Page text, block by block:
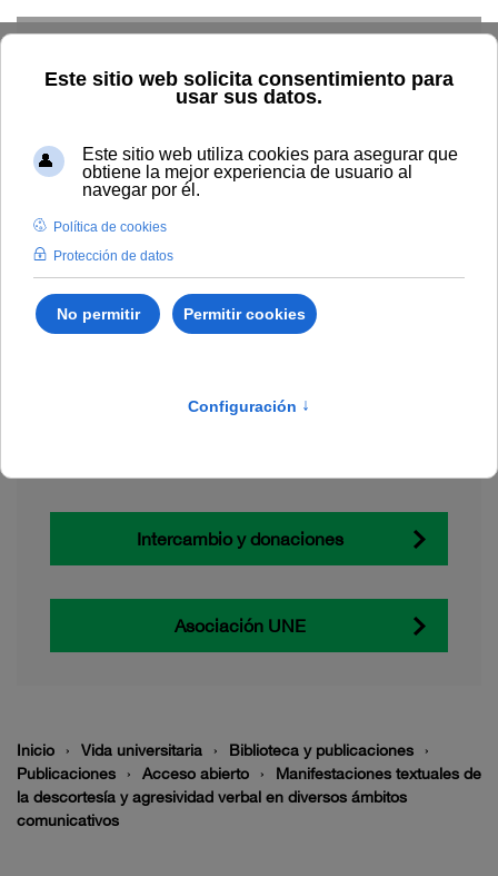
Explorar el catálogo
Dónde comprar
Intercambio y donaciones
Asociación UNE
Inicio Vida universitaria
Biblioteca y publicaciones
Publicaciones
Acceso abierto
Manifestaciones textuales de
la descortesía y agresividad verbal en diversos ámbitos
comunicativos